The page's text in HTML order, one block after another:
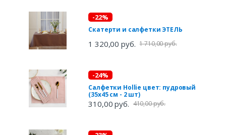
-22%
Скатерти и салфетки ЭТЕЛЬ
1 320,00 руб. 1 710,00 руб.
-24%
Салфетки Hollie цвет: пудровый
(35х45 см - 2 шт)
310,00 руб. 410,00 руб.